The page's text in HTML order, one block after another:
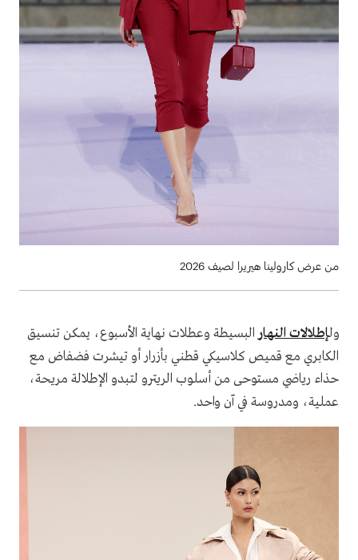
من عرض كارولينا هيريرا لصيف 2026
ولإطلالات النهار البسيطة وعطلات نهاية الأسبوع، يمكن تنسيق
الكابري مع قميص كلاسيكي ‏قطني بأزرار أو تيشرت فضفاض مع
حذاء رياضي مستوحى من أسلوب الريترو لتبدو الإطلالة ‏مريحة،
عملية، ومدروسة في آن واحد.